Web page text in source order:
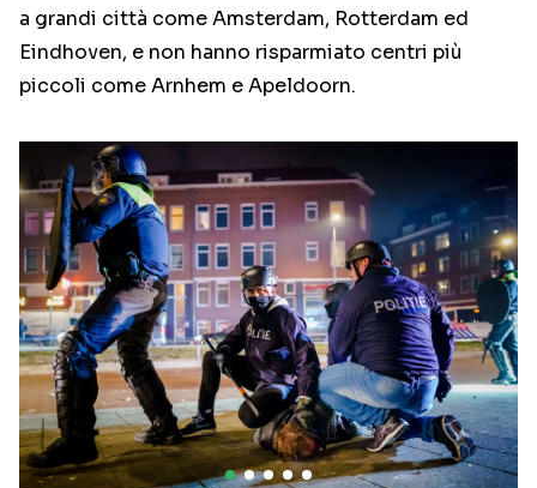
a grandi città come Amsterdam, Rotterdam ed
Eindhoven, e non hanno risparmiato centri più
piccoli come Arnhem e Apeldoorn.